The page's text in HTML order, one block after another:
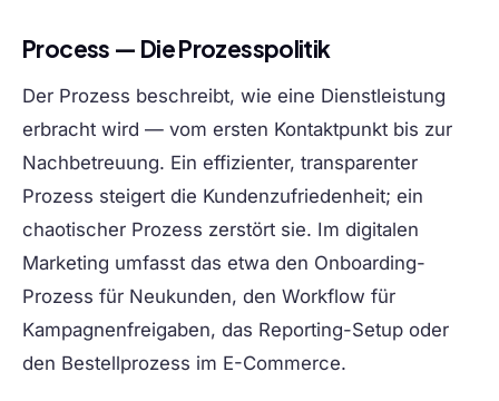
Process — Die Prozesspolitik
Der Prozess beschreibt, wie eine Dienstleistung
erbracht wird — vom ersten Kontaktpunkt bis zur
Nachbetreuung. Ein effizienter, transparenter
Prozess steigert die Kundenzufriedenheit; ein
chaotischer Prozess zerstört sie. Im digitalen
Marketing umfasst das etwa den Onboarding-
Prozess für Neukunden, den Workflow für
Kampagnenfreigaben, das Reporting-Setup oder
den Bestellprozess im E-Commerce.